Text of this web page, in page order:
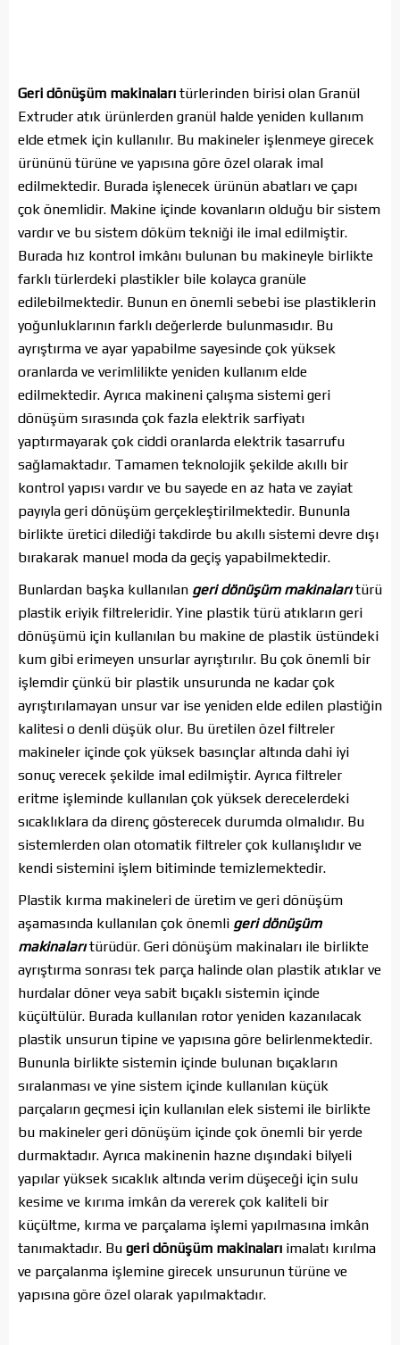
Geri dönüşüm makinaları türlerinden birisi olan Granül
Extruder atık ürünlerden granül halde yeniden kullanım
elde etmek için kullanılır. Bu makineler işlenmeye girecek
ürününü türüne ve yapısına göre özel olarak imal
edilmektedir. Burada işlenecek ürünün abatları ve çapı
çok önemlidir. Makine içinde kovanların olduğu bir sistem
vardır ve bu sistem döküm tekniği ile imal edilmiştir.
Burada hız kontrol imkânı bulunan bu makineyle birlikte
farklı türlerdeki plastikler bile kolayca granüle
edilebilmektedir. Bunun en önemli sebebi ise plastiklerin
yoğunluklarının farklı değerlerde bulunmasıdır. Bu
ayrıştırma ve ayar yapabilme sayesinde çok yüksek
oranlarda ve verimlilikte yeniden kullanım elde
edilmektedir. Ayrıca makineni çalışma sistemi geri
dönüşüm sırasında çok fazla elektrik sarfiyatı
yaptırmayarak çok ciddi oranlarda elektrik tasarrufu
sağlamaktadır. Tamamen teknolojik şekilde akıllı bir
kontrol yapısı vardır ve bu sayede en az hata ve zayiat
payıyla geri dönüşüm gerçekleştirilmektedir. Bununla
birlikte üretici dilediği takdirde bu akıllı sistemi devre dışı
bırakarak manuel moda da geçiş yapabilmektedir.
Bunlardan başka kullanılan geri dönüşüm makinalarıtürü
plastik eriyik filtreleridir. Yine plastik türü atıkların geri
dönüşümü için kullanılan bu makine de plastik üstündeki
kum gibi erimeyen unsurlar ayrıştırılır. Bu çok önemli bir
işlemdir çünkü bir plastik unsurunda ne kadar çok
ayrıştırılamayan unsur var ise yeniden elde edilen plastiğin
kalitesi o denli düşük olur. Bu üretilen özel filtreler
makineler içinde çok yüksek basınçlar altında dahi iyi
sonuç verecek şekilde imal edilmiştir. Ayrıca filtreler
eritme işleminde kullanılan çok yüksek derecelerdeki
sıcaklıklara da direnç gösterecek durumda olmalıdır. Bu
sistemlerden olan otomatik filtreler çok kullanışlıdır ve
kendi sistemini işlem bitiminde temizlemektedir.
Plastik kırma makineleri de üretim ve geri dönüşüm
aşamasında kullanılan çok önemli geri dönüşüm
makinalarıtürüdür. Geri dönüşüm makinaları ile birlikte
ayrıştırma sonrası tek parça halinde olan plastik atıklar ve
hurdalar döner veya sabit bıçaklı sistemin içinde
küçültülür. Burada kullanılan rotor yeniden kazanılacak
plastik unsurun tipine ve yapısına göre belirlenmektedir.
Bununla birlikte sistemin içinde bulunan bıçakların
sıralanması ve yine sistem içinde kullanılan küçük
parçaların geçmesi için kullanılan elek sistemi ile birlikte
bu makineler geri dönüşüm içinde çok önemli bir yerde
durmaktadır. Ayrıca makinenin hazne dışındaki bilyeli
yapılar yüksek sıcaklık altında verim düşeceği için sulu
kesime ve kırıma imkân da vererek çok kaliteli bir
küçültme, kırma ve parçalama işlemi yapılmasına imkân
tanımaktadır. Bu geri dönüşüm makinaları imalatı kırılma
ve parçalanma işlemine girecek unsurunun türüne ve
yapısına göre özel olarak yapılmaktadır.